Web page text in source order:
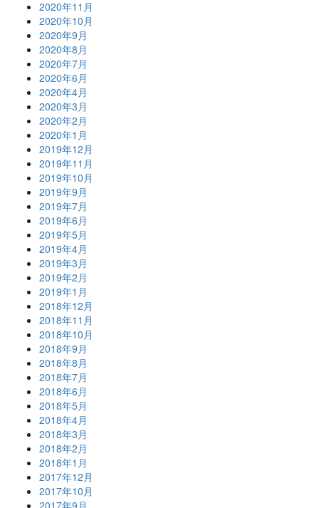
2020年11月
2020年10月
2020年9月
2020年8月
2020年7月
2020年6月
2020年4月
2020年3月
2020年2月
2020年1月
2019年12月
2019年11月
2019年10月
2019年9月
2019年7月
2019年6月
2019年5月
2019年4月
2019年3月
2019年2月
2019年1月
2018年12月
2018年11月
2018年10月
2018年9月
2018年8月
2018年7月
2018年6月
2018年5月
2018年4月
2018年3月
2018年2月
2018年1月
2017年12月
2017年10月
2017年9月